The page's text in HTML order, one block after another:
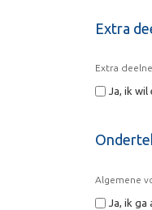
Extra
Extra
Ja, ik wil
Algemene
Ja, ik ga